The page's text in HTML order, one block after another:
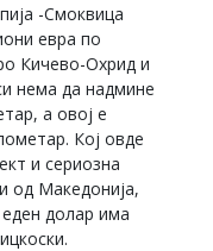
-Смоквица
евра по
Кичево-Охрид и
нема да надмине
а овој е
Кој овде
и сериозна
од Македонија,
долар има